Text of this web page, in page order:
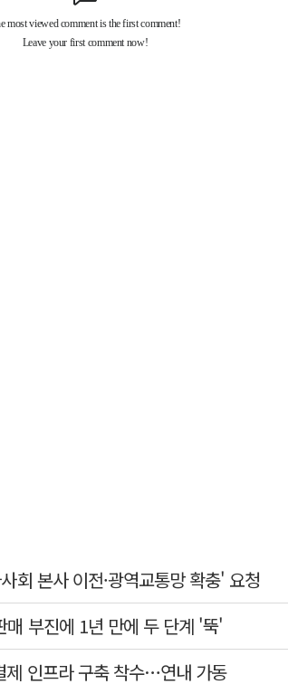
회 본사 이전·광역교통망 확충' 요청
부진에 1년 만에 두 단계 '뚝'
제 인프라 구축 착수…연내 가동